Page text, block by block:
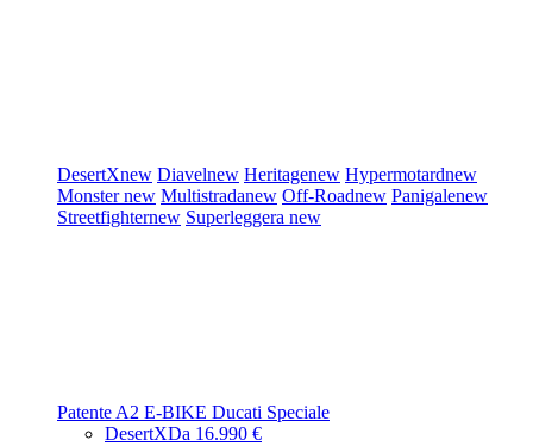
DesertXnew Diavelnew Heritagenew Hypermotardnew
Monsternew Multistradanew Off-Roadnew Panigalenew
Streetfighternew Superleggera new
Patente A2 E-BIKE Ducati Speciale
DesertXDa 16.990 €